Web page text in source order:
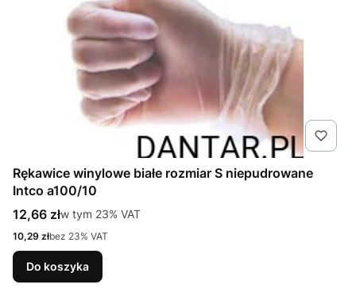
Rękawice winylowe białe rozmiar S niepudrowane
Intco a100/10
Cena brutto
12,66 złw tym %s VAT
w tym 23% VAT
Cena netto
10,29 złbez 23% VAT
Do koszyka